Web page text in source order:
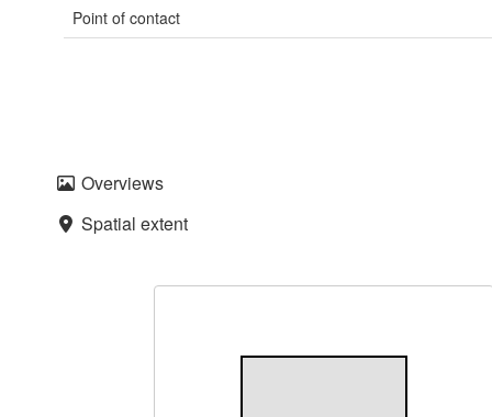
Point of contact
Overviews
Spatial extent